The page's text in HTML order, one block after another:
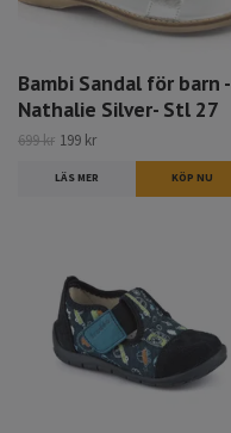
Bambi Sandal för barn -
Nathalie Silver- Stl 27
699 kr 199 kr
LÄS MER